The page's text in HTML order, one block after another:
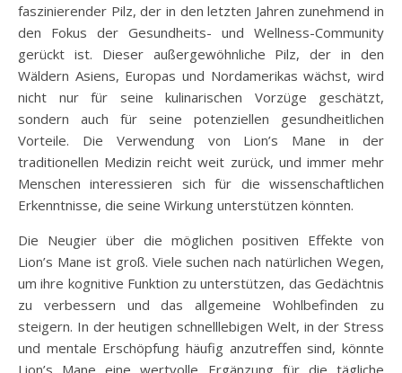
faszinierender Pilz, der in den letzten Jahren zunehmend in
den Fokus der Gesundheits- und Wellness-Community
gerückt ist. Dieser außergewöhnliche Pilz, der in den
Wäldern Asiens, Europas und Nordamerikas wächst, wird
nicht nur für seine kulinarischen Vorzüge geschätzt,
sondern auch für seine potenziellen gesundheitlichen
Vorteile. Die Verwendung von Lion’s Mane in der
traditionellen Medizin reicht weit zurück, und immer mehr
Menschen interessieren sich für die wissenschaftlichen
Erkenntnisse, die seine Wirkung unterstützen könnten.
Die Neugier über die möglichen positiven Effekte von
Lion’s Mane ist groß. Viele suchen nach natürlichen Wegen,
um ihre kognitive Funktion zu unterstützen, das Gedächtnis
zu verbessern und das allgemeine Wohlbefinden zu
steigern. In der heutigen schnelllebigen Welt, in der Stress
und mentale Erschöpfung häufig anzutreffen sind, könnte
Lion’s Mane eine wertvolle Ergänzung für die tägliche